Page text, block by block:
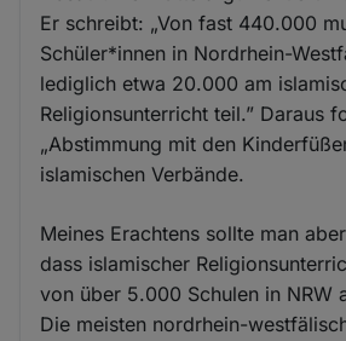
Er schreibt: „Von fast 440.000
Schüler*innen in Nordrhein-
lediglich etwa 20.000 am
Religionsunterricht teil.” Daraus
„Abstimmung mit den
islamischen Verbände.
Meines Erachtens sollte man
dass islamischer
von über 5.000 Schulen in NRW
Die meisten nordrhein-